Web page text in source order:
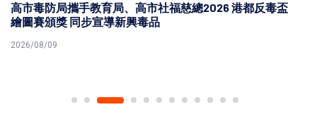
高市毒防局攜手教育局、高市社福慈總2026 港都反毒盃
繪圖賽頒獎 同步宣導新興毒品
2026/08/09